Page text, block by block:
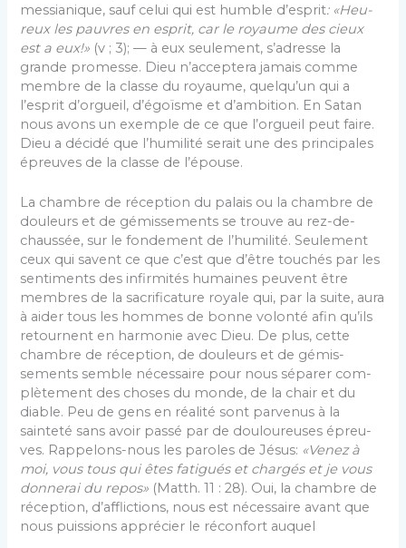
messianique, sauf celui qui est humble d’esprit: «Heu­
reux les pauvres en esprit, car le royaume des cieux
est a eux!» (v ; 3); — à eux seulement, s’adresse la
grande promesse. Dieu n’acceptera jamais comme
membre de la classe du royaume, quelqu’un qui a
l’esprit d’orgueil, d’égoïsme et d’ambition. En Satan
nous avons un exemple de ce que l’orgueil peut faire.
Dieu a décidé que l’humilité serait une des princi­pales
épreuves de la classe de l’épouse.
La chambre de réception du palais ou la chambre de
douleurs et de gémissements se trouve au rez-de­-
chaussée, sur le fondement de l’humilité. Seulement
ceux qui savent ce que c’est que d’être touchés par les
sentiments des infirmités humaines peuvent être
membres de la sacrificature royale qui, par la suite, aura
à aider tous les hommes de bonne volonté afin qu’ils
retournent en harmonie avec Dieu. De plus, cette
chambre de réception, de douleurs et de gémis­
sements semble nécessaire pour nous séparer com­
plètement des choses du monde, de la chair et du
diable. Peu de gens en réalité sont parvenus à la
sainteté sans avoir passé par de douloureuses épreu­
ves. Rappelons-nous les paroles de Jésus: «Venez à
moi, vous tous qui êtes fatigués et chargés et je vous
donnerai du repos» (Matth. 11 : 28). Oui, la chambre de
réception, d’afflictions, nous est nécessaire avant que
nous puissions apprécier le réconfort auquel